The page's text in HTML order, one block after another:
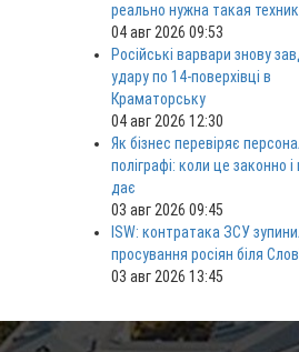
реально нужна такая
04 авг 2026 09:53
Російські варвари знову
удару по 14-поверхівці в
Краматорську
04 авг 2026 12:30
Як бізнес перевіряє
поліграфі: коли це законно
дає
03 авг 2026 09:45
ISW: контратака ЗСУ
просування росіян біля
03 авг 2026 13:45